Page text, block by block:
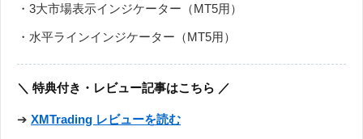
・3大市場表示インジケーター（MT5用）
・水平ラインインジケーター（MT5用）
＼ 特典付き・レビュー記事はこちら ／
➔ XMTrading レビューを読む